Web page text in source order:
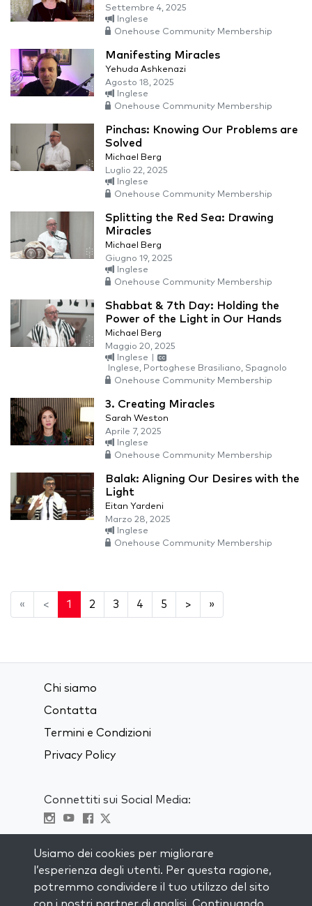
Settembre 4, 2025
Inglese
Onehouse Community Membership
Manifesting Miracles
Yehuda Ashkenazi
Agosto 18, 2025
Inglese
Onehouse Community Membership
Pinchas: Knowing Our Problems are
Solved
Michael Berg
Luglio 22, 2025
Inglese
Onehouse Community Membership
Splitting the Red Sea: Drawing
Miracles
Michael Berg
Giugno 19, 2025
Inglese
Onehouse Community Membership
Shabbat & 7th Day: Holding the
Power of the Light in Our Hands
Michael Berg
Maggio 20, 2025
Inglese
Inglese, Portoghese Brasiliano, Spagnolo
Onehouse Community Membership
3. Creating Miracles
Sarah Weston
Aprile 7, 2025
Inglese
Onehouse Community Membership
Balak: Aligning Our Desires with the
Light
Eitan Yardeni
Marzo 28, 2025
Inglese
Onehouse Community Membership
« < 1 2 3 4 5 > »
Chi siamo
Contatta
Termini e Condizioni
Privacy Policy
Connettiti sui Social Media:
RIMANI AGGIORNATO
Iscriviti alla nostra mailing list e ricevi
Usiamo dei cookies per migliorare
l’esperienza degli utenti. Per questa ragione,
potremmo condividere il tuo utilizzo del sito